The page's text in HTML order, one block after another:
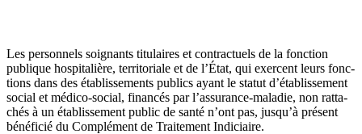
Les per­son­nels soi­gnants titu­lai­res et contrac­tuels de la fonc­tion
publi­que hos­pi­ta­lière, ter­ri­to­riale et de l’État, qui exer­cent leurs fonc­
tions dans des établissements publics ayant le statut d’établissement
social et médico-social, finan­cés par l’assu­rance-mala­die, non rat­ta­
chés à un établissement public de santé n’ont pas, jusqu’à pré­sent
béné­fi­cié du Complément de Traitement Indiciaire.